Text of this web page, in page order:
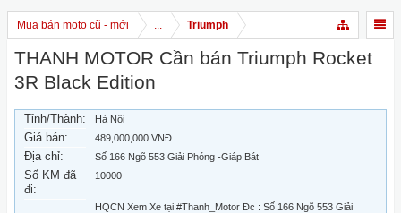
Mua bán moto cũ - mới ... Triumph
THANH MOTOR Cần bán Triumph Rocket
3R Black Edition
Tỉnh/Thành: Hà Nội
Giá bán: 489,000,000 VNĐ
Địa chỉ: Số 166 Ngõ 553 Giải Phóng -Giáp Bát
Số KM đã
đi:
10000
HQCN Xem Xe tại #Thanh_Motor Đc : Số 166 Ngõ 553 Giải